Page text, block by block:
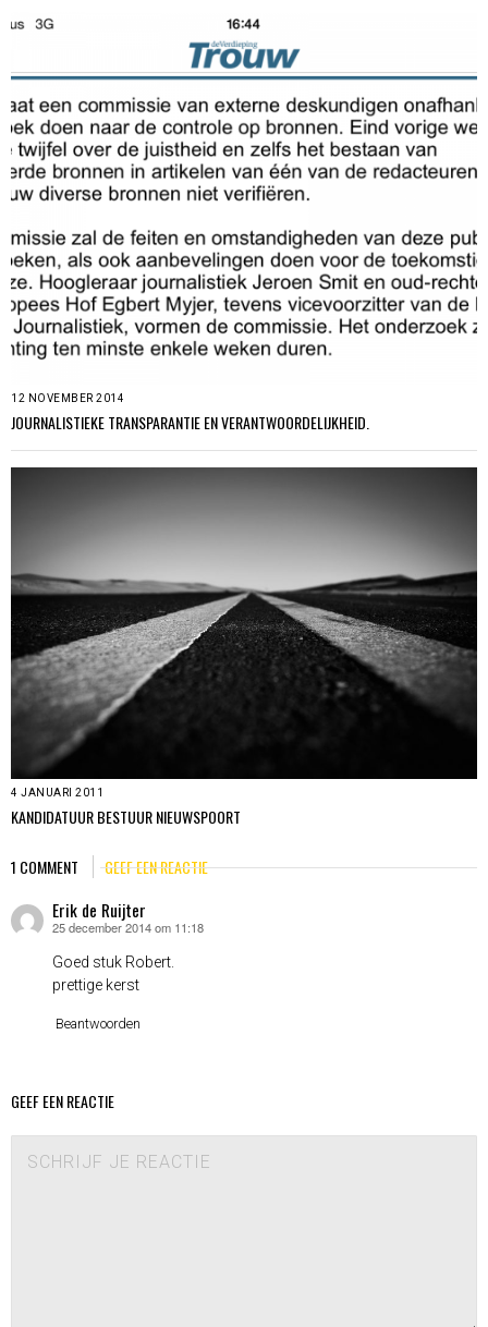
12 NOVEMBER 2014
JOURNALISTIEKE TRANSPARANTIE EN VERANTWOORDELIJKHEID.
4 JANUARI 2011
KANDIDATUUR BESTUUR NIEUWSPOORT
1 COMMENT GEEF EEN REACTIE
Erik de Ruijter
schreef:
25 december 2014 om 11:18
Goed stuk Robert.
prettige kerst
Beantwoorden
GEEF EEN REACTIE